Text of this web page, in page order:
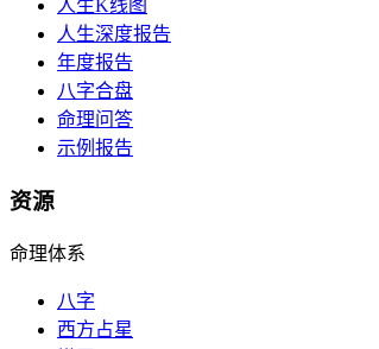
人生K线图
人生深度报告
年度报告
八字合盘
命理问答
示例报告
资源
命理体系
八字
西方占星